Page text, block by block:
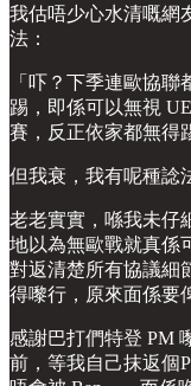
我估唔少心水清嘅網
法：
「吓？下季連歐協
踢，即係可以無視
賽，反正依家都無得
但我衰，我有呢種諗
老老實實，喺我未仔
地以為無歐戰就真係
對返清楚所有協議細
得嚟行，原來面係要
感謝巴打們特登 PM
前，等我自己抹返個